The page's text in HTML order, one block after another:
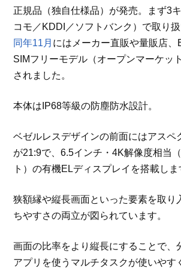
正規品（独自仕様品）が発売。まず3
コモ／KDDI／ソフトバンク）で取り扱
同年11月 にはメーカー直販や量販店、
SIMフリーモデル（オープンマーケッ
されました。
本体はIP68等級の防塵防水設計。
ベゼルレスデザインの前面にはアスペ
が21:9で、6.5インチ・4K解像度相当
ト）の有機ELディスプレイを搭載しま
狭額縁や縦長画面といった要素を取り
ちやすさの両立が図られています。
画面の比率をより縦長にすることで、
アプリを使うマルチタスクが使いやす